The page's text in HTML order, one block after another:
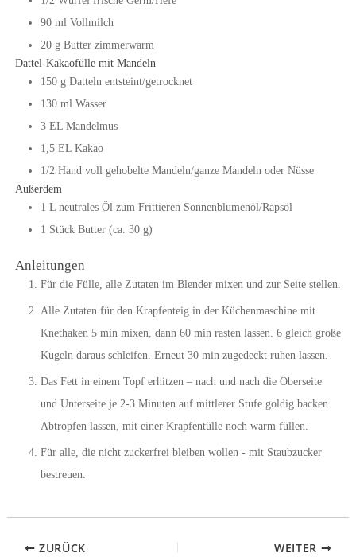
90 ml Vollmilch
20 g Butter zimmerwarm
Dattel-Kakaofülle mit Mandeln
150 g Datteln entsteint/getrocknet
130 ml Wasser
3 EL Mandelmus
1,5 EL Kakao
1/2 Hand voll gehobelte Mandeln/ganze Mandeln oder Nüsse
Außerdem
1 L neutrales Öl zum Frittieren Sonnenblumenöl/Rapsöl
1 Stück Butter (ca. 30 g)
Anleitungen
Für die Fülle, alle Zutaten im Blender mixen und zur Seite stellen.
Alle Zutaten für den Krapfenteig in der Küchenmaschine mit
Knethaken 5 min mixen, dann 60 min rasten lassen. 6 gleich große
Kugeln daraus schleifen. Erneut 30 min zugedeckt ruhen lassen.
Das Fett in einem Topf erhitzen – nach und nach die Oberseite
und Unterseite je 2-3 Minuten auf mittlerer Stufe goldig backen.
Abtropfen lassen, mit einer Krapfentülle noch warm füllen.
Für alle, die nicht zuckerfrei bleiben wollen - mit Staubzucker
bestreuen.
ZURÜCK WEITER